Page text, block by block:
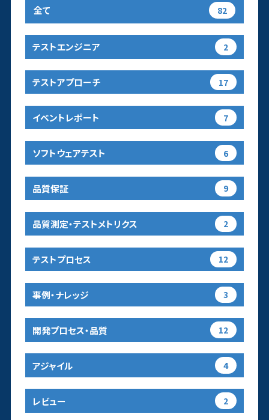
全て 82
テストエンジニア 2
テストアプローチ 17
イベントレポート 7
ソフトウェアテスト 6
品質保証 9
品質測定・テストメトリクス 2
テストプロセス 12
事例・ナレッジ 3
開発プロセス・品質 12
アジャイル 4
レビュー 2